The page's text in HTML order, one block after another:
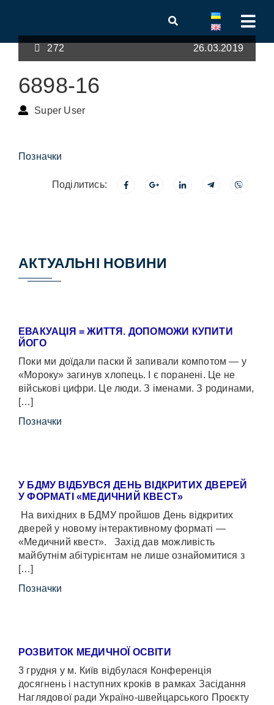
272 26.03.2019
6898-16
Super User
Позначки
Поділитись:
АКТУАЛЬНІ НОВИНИ
ЕВАКУАЦІЯ = ЖИТТЯ. ДОПОМОЖИ КУПИТИ
ЙОГО
Поки ми доїдали паски й запивали компотом — у
«Мороку» загинув хлопець. І є поранені. Це не
військові цифри. Це люди. З іменами. З родинами,
[…]
Позначки
У БДМУ ВІДБУВСЯ ДЕНЬ ВІДКРИТИХ ДВЕРЕЙ
У ФОРМАТІ «МЕДИЧНИЙ КВЕСТ»
На вихідних в БДМУ пройшов День відкритих
дверей у новому інтерактивному форматі —
«Медичний квест». Захід дав можливість
майбутнім абітурієнтам не лише ознайомитися з
[…]
Позначки
РОЗВИТОК МЕДИЧНОЇ ОСВІТИ
3 грудня у м. Київ відбулася Конференція
досягнень і наступних кроків в рамках Засідання
Наглядової ради Україно-швейцарського Проєкту